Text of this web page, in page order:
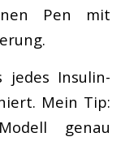
Pen mit
jedes Insulin-
Mein Tip:
genau